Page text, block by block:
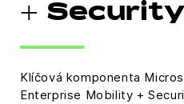
+ Security
Klíčová komponenta
Enterprise Mobility +